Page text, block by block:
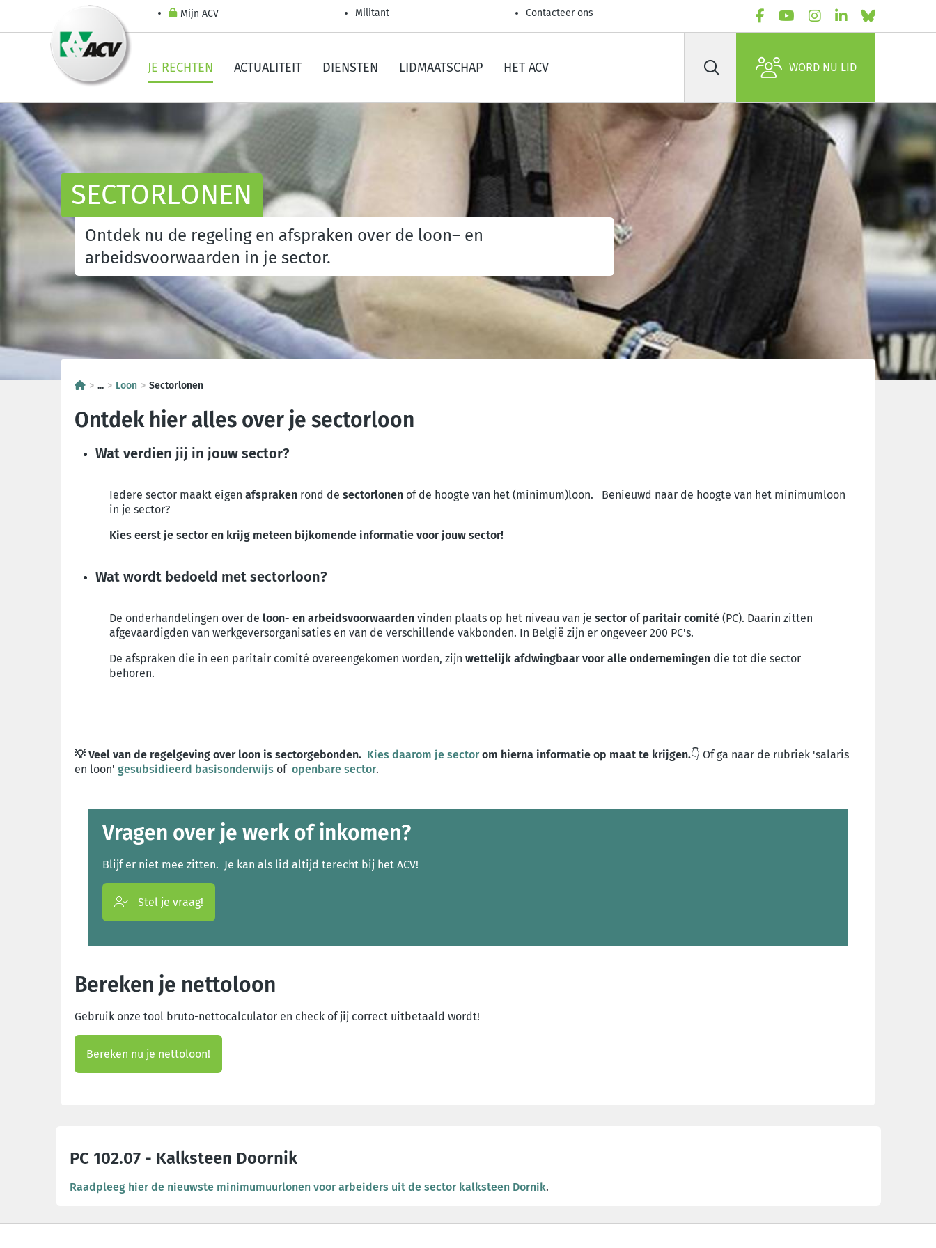
Mijn ACV Militant Contacteer ons
JE RECHTEN ACTUALITEIT DIENSTEN LIDMAATSCHAP HET ACV Zoek WORD NU LID
SECTORLONEN
Ontdek nu de regeling en afspraken over de loon– en
arbeidsvoorwaarden in je sector.
... Loon Sectorlonen
Ontdek hier alles over je sectorloon
Wat verdien jij in jouw sector?
Iedere sector maakt eigen afspraken rond de sectorlonen of de hoogte van het (minimum)loon. Benieuwd naar de hoogte van het minimumloon
in je sector?
Kies eerst je sectoren krijg meteen bijkomende informatie voor jouw sector!
Wat wordt bedoeld met sectorloon?
De onderhandelingen over de loon- en arbeidsvoorwaarden vinden plaats op het niveau van je sectorofparitair comité (PC). Daarin zitten
afgevaardigden van werkgeversorganisaties en van de verschillende vakbonden. In België zijn er ongeveer 200 PC's.
De afspraken die in een paritair comité overeengekomen worden, zijn wettelijk afdwingbaar voor alle ondernemingen die tot die sector
behoren.
💡 Veel van de regelgeving over loon is sectorgebonden. Kies daarom je sectorom hierna informatie op maat te krijgen.👇 Of ga naar de rubriek 'salaris
en loon' gesubsidieerd basisonderwijs of openbare sector.
Vragen over je werk of inkomen?
Blijf er niet mee zitten. Je kan als lid altijd terecht bij het ACV!
Stel je vraag!
Bereken je nettoloon
Gebruik onze tool bruto-nettocalculator en check of jij correct uitbetaald wordt!
Bereken nu je nettoloon!
PC 102.07 - Kalksteen Doornik
Raadpleeg hier de nieuwste minimumuurlonen voor arbeiders uit de sector kalksteen Dornik.